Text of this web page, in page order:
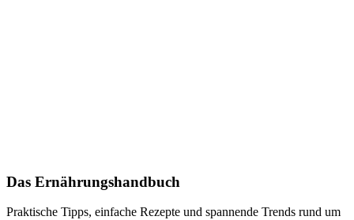
Das Ernährungshandbuch
Praktische Tipps, einfache Rezepte und spannende Trends rund um